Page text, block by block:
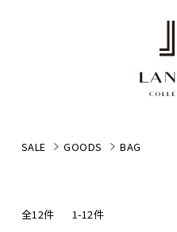
SALE GOODS BAG
全12件 1-12件